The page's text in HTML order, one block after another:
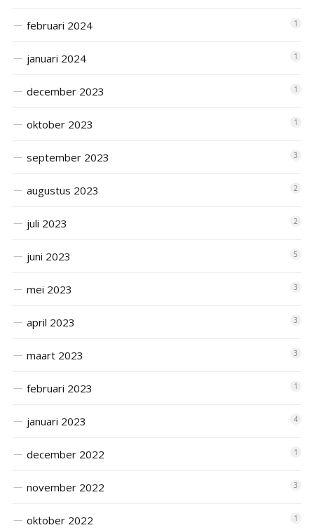
februari 2024 1
januari 2024 1
december 2023 1
oktober 2023 1
september 2023 3
augustus 2023 2
juli 2023 2
juni 2023 5
mei 2023 3
april 2023 3
maart 2023 3
februari 2023 1
januari 2023 4
december 2022 1
november 2022 3
oktober 2022 1